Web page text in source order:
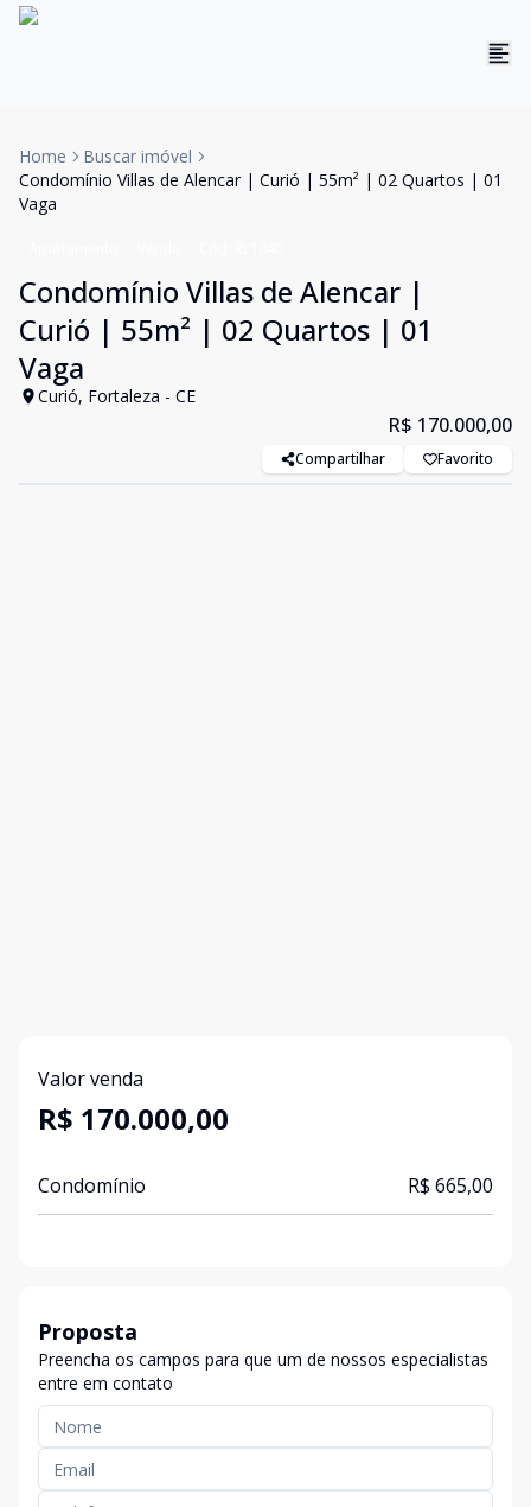
Home
Buscar imóvel
Condomínio Villas de Alencar | Curió | 55m² | 02 Quartos | 01
Vaga
Condomínio Villas de Alencar |
Curió | 55m² | 02 Quartos | 01
Vaga
Curió, Fortaleza - CE
R$ 170.000,00
Compartilhar Favorito
Valor venda
R$ 170.000,00
Condomínio R$ 665,00
Proposta
Preencha os campos para que um de nossos especialistas
entre em contato